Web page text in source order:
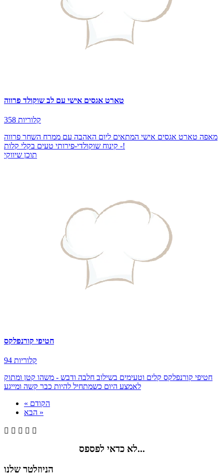
טארט אגסים אישי עם לב שוקולד פרווה
358 קלוריות
מאפה טארט אגסים אישי המתאים ליום האהבה עם ממרח השחר פרווה
- קינוח שוקולדי-פירותי טעים בקלי קלות!
תוכן שיווקי
חטיפי קורנפלקס
94 קלוריות
חטיפי קורנפלקס קלים וטעימים בשילוב חלבה ודבש - משהו קטן ומתוק
לאמצע היום כשמתחיל להיות כבר קשה ומייגע
« הקודם
הבא »
    
לא כדאי לפספס...
הניוזלטר שלנו